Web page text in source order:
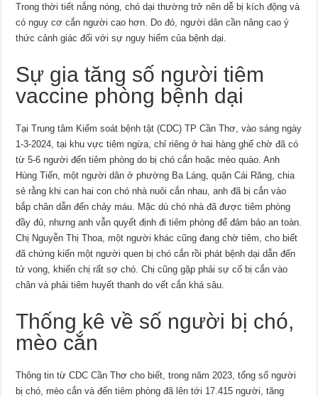
Trong thời tiết nắng nóng, chó dại thường trở nên dễ bị kích động và
có nguy cơ cắn người cao hơn. Do đó, người dân cần nâng cao ý
thức cảnh giác đối với sự nguy hiểm của bệnh dại.
Sự gia tăng số người tiêm
vaccine phòng bệnh dại
Tại Trung tâm Kiểm soát bệnh tật (CDC) TP Cần Thơ, vào sáng ngày
1-3-2024, tại khu vực tiêm ngừa, chỉ riêng ở hai hàng ghế chờ đã có
từ 5-6 người đến tiêm phòng do bị chó cắn hoặc mèo quào. Anh
Hùng Tiến, một người dân ở phường Ba Láng, quận Cái Răng, chia
sẻ rằng khi can hai con chó nhà nuôi cắn nhau, anh đã bị cắn vào
bắp chân dẫn đến chảy máu. Mặc dù chó nhà đã được tiêm phòng
đầy đủ, nhưng anh vẫn quyết định đi tiêm phòng để đảm bảo an toàn.
Chị Nguyễn Thị Thoa, một người khác cũng đang chờ tiêm, cho biết
đã chứng kiến một người quen bị chó cắn rồi phát bệnh dại dẫn đến
tử vong, khiến chị rất sợ chó. Chị cũng gặp phải sự cố bị cắn vào
chân và phải tiêm huyết thanh do vết cắn khá sâu.
Thống kê về số người bị chó,
mèo cắn
Thông tin từ CDC Cần Thơ cho biết, trong năm 2023, tổng số người
bị chó, mèo cắn và đến tiêm phòng đã lên tới 17.415 người, tăng